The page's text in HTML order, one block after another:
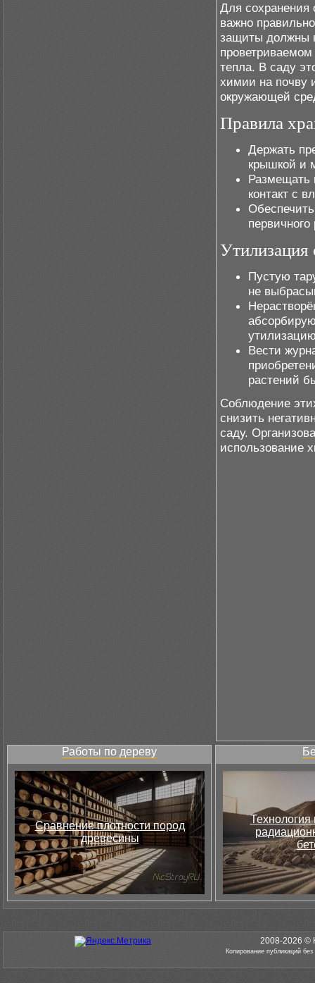
Для сохранения
важно
защиты должны
тепла. В саду
химии на почву
окружающей
Правила
Держать
крышкой и
Размещать
контакт с
Утилизация
Пустую
не
Вести
растений
Соблюдение
снизить
саду.
использование
Работы по дереву
Сравнение плотности пород
древесины
Технология
2008-2026 ©
Копирование публикаций